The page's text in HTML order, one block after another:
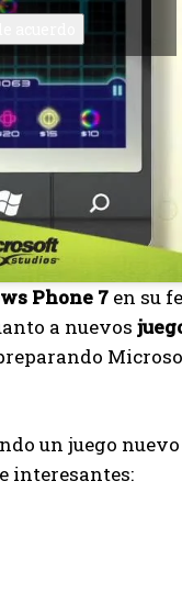
Phone 7 en su
a nuevos
un juego nuevo
interesantes: